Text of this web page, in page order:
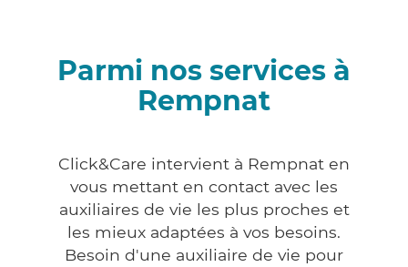
Parmi nos services à
Rempnat
Click&Care intervient à Rempnat en
vous mettant en contact avec les
auxiliaires de vie les plus proches et
les mieux adaptées à vos besoins.
Besoin d'une auxiliaire de vie pour